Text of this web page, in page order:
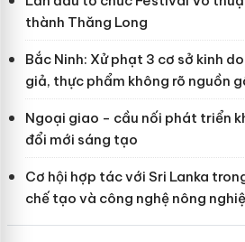
thành Thăng Long
Bắc Ninh: Xử phạt 3 cơ sở kinh
giả, thực phẩm không rõ nguồn
Ngoại giao - cầu nối phát triển
đổi mới sáng tạo
Cơ hội hợp tác với Sri Lanka
chế tạo và công nghệ nông